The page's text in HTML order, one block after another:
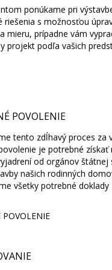
ponúkame pri
riešenia s možnosťou
mieru, prípadne vám
projekt podľa vašich
POVOLENIE
tento zdĺhavý proces za
je potrebné získať
od orgánov štátnej
našich rodinných
všetky potrebné doklady